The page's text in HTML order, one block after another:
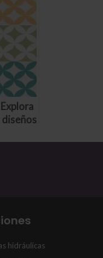
diseños
hidráulicas